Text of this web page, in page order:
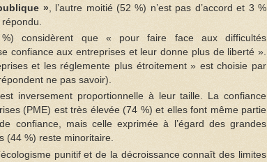
» , l’autre moitié (52 %) n’est pas d’accord et 3 %
considèrent que « pour faire face aux difficultés
confiance aux entreprises et leur donne plus de liberté ».
et les réglemente plus étroitement » est choisie par
ne pas savoir).
inversement proportionnelle à leur taille. La confiance
(PME) est très élevée (74 %) et elles font même partie
confiance, mais celle exprimée à l’égard des grandes
(44 %) reste minoritaire.
punitif et de la décroissance connaît des limites